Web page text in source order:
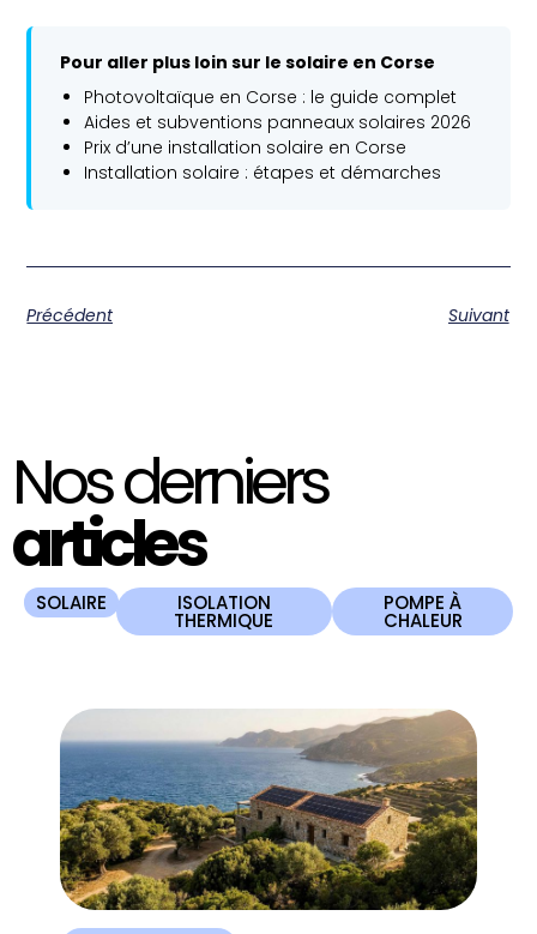
Pour aller plus loin sur le solaire en Corse
Photovoltaïque en Corse : le guide complet
Aides et subventions panneaux solaires 2026
Prix d’une installation solaire en Corse
Installation solaire : étapes et démarches
Précédent Suivant
Nos derniers
articles
SOLAIRE ISOLATION
THERMIQUE
POMPE À
CHALEUR